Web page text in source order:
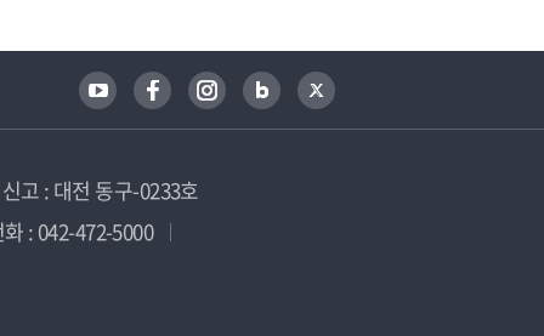
고 : 대전 동구-0233호
: 042-472-5000